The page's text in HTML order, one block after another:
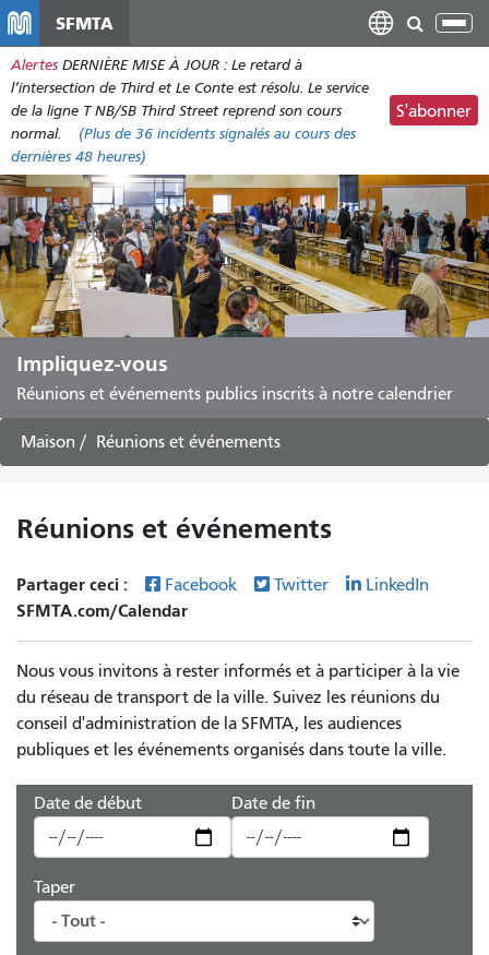
contenu
principal
SFMTA
Alertes DERNIÈRE MISE À JOUR : Le retard à
l’intersection de Third et Le Conte est résolu. Le service
de la ligne T NB/SB Third Street reprend son cours
normal.
(Plus de 36 incidents signalés au cours des
dernières 48 heures)
S'abonner
Impliquez-vous
Réunions et événements publics inscrits à notre calendrier
Maison Réunions et événements
Réunions et événements
Partager ceci : Facebook Twitter LinkedIn
SFMTA.com/Calendar
Nous vous invitons à rester informés et à participer à la vie
du réseau de transport de la ville. Suivez les réunions du
conseil d'administration de la SFMTA, les audiences
publiques et les événements organisés dans toute la ville.
Date de début Date de fin
Taper